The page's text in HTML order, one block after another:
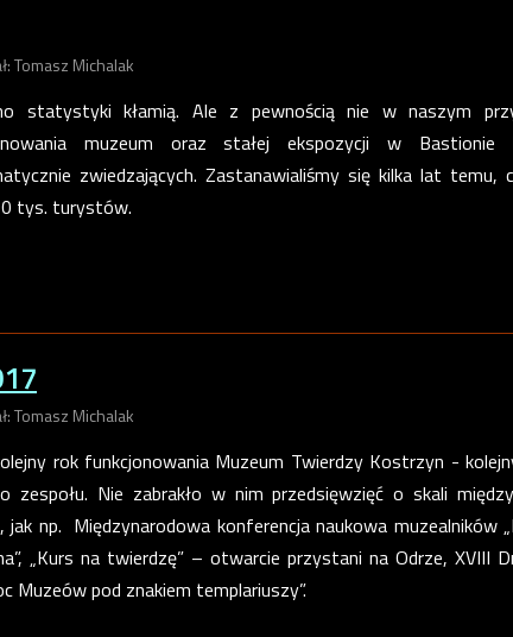
Tomasz Michalak
statystyki kłamią. Ale z pewnością nie w naszym
muzeum oraz stałej ekspozycji w Bastionie
zwiedzających. Zastanawialiśmy się kilka lat temu,
tys. turystów.
Tomasz Michalak
rok funkcjonowania Muzeum Twierdzy Kostrzyn -
zespołu. Nie zabrakło w nim przedsięwzięć o skali
jak np. Międzynarodowa konferencja naukowa muzealników
„Kurs na twierdzę” – otwarcie przystani na Odrze, XVIII
Muzeów pod znakiem templariuszy”.